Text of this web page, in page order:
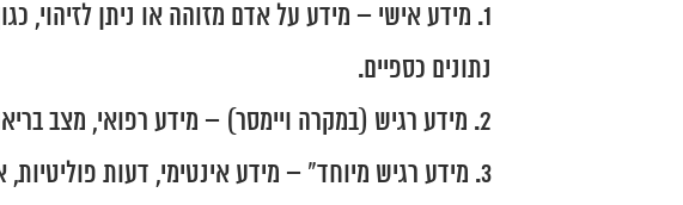
מידע אישי – מידע על אדם מזוהה או ניתן לזיהוי,
נתונים כספיים.
מידע רגיש (במקרה ויימסר) – מידע רפואי, מצב
מידע רגיש מיוחד" – מידע אינטימי, דעות פוליטיות,